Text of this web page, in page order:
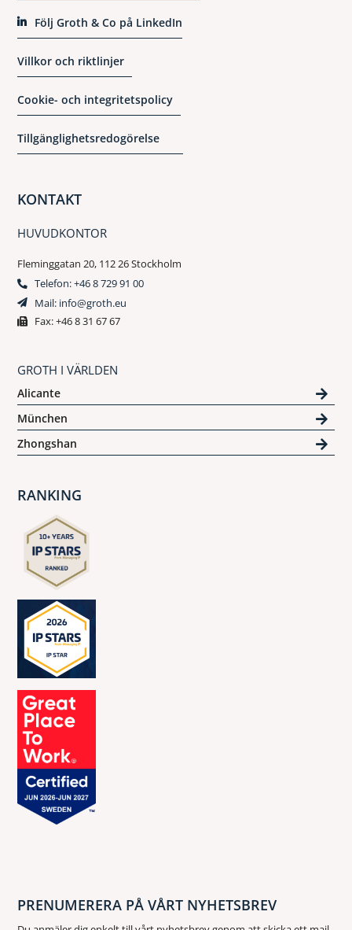
Följ Groth & Co på LinkedIn
Villkor och riktlinjer
Cookie- och integritetspolicy
Tillgänglighetsredogörelse
KONTAKT
HUVUDKONTOR
Fleminggatan 20, 112 26 Stockholm
Telefon: +46 8 729 91 00
Mail: info@groth.eu
Fax: +46 8 31 67 67
GROTH I VÄRLDEN
Alicante
München
Zhongshan
RANKING
PRENUMERERA PÅ VÅRT NYHETSBREV